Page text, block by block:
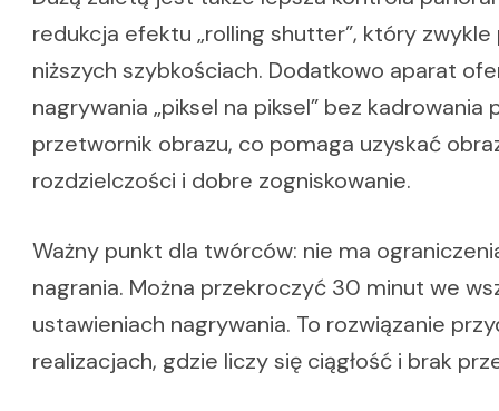
redukcja efektu „rolling shutter”, który
niższych szybkościach. Dodatkowo aparat
nagrywania „piksel na piksel” bez kadrowania
przetwornik obrazu, co pomaga uzyskać
rozdzielczości i dobre zogniskowanie.
Ważny punkt dla twórców: nie ma
nagrania. Można przekroczyć 30 minut we
ustawieniach nagrywania. To rozwiązanie
realizacjach, gdzie liczy się ciągłość i brak